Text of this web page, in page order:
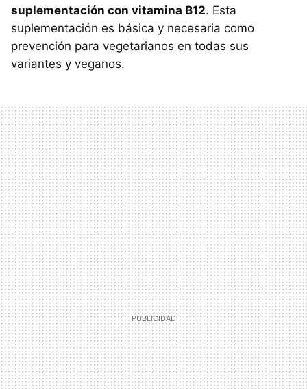
suplementación con vitamina B12. Esta
suplementación es básica y necesaria como
prevención para vegetarianos en todas sus
variantes y veganos.